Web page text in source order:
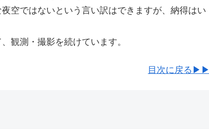
空ではないという言い訳はできますが、納得はい
観測・撮影を続けています。
目次に戻る▶▶